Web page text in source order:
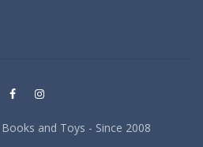
and Toys - Since 2008